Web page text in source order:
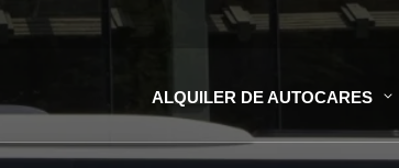
ALQUILER DE AUTOCARES